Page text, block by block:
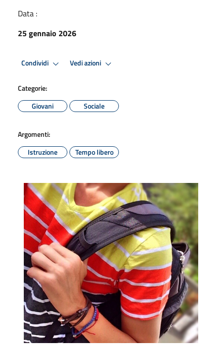
Data :
25 gennaio 2026
Condividi Vedi azioni
Categorie:
Giovani
Sociale
Argomenti:
Istruzione
Tempo libero